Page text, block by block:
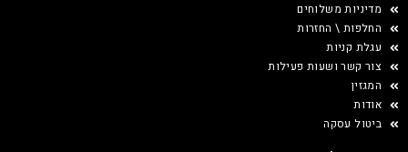
מדיניות משלוחים
החלפות \ החזרות
עגלת קניות
צור קשר ושעות פעילות
המגזין
אודות
ביטול עסקה